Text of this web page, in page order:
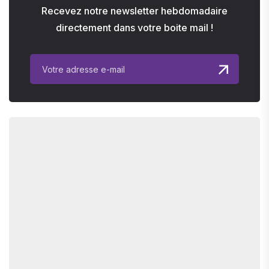
Recevez notre newsletter hebdomadaire
directement dans votre boite mail !